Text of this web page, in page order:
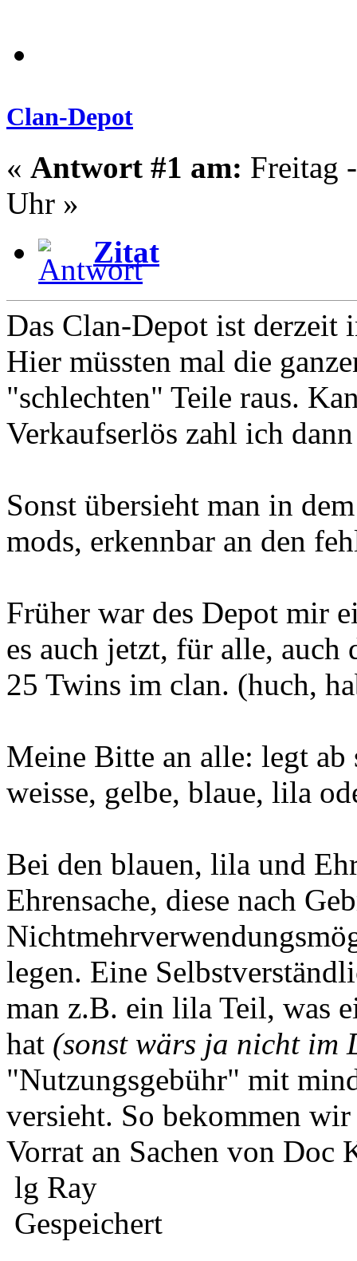
Clan-Depot
« Antwort #1 am: Freitag
Uhr »
Zitat
Das Clan-Depot ist derzeit
Hier müssten mal die
"schlechten" Teile raus.
Verkaufserlös zahl ich
Sonst übersieht man in
mods, erkennbar an den
Früher war des Depot mir
es auch jetzt, für alle, auch
25 Twins im clan. (huch,
Meine Bitte an alle: legt
weisse, gelbe, blaue, lila
Bei den blauen, lila und
Ehrensache, diese nach
legen. Eine
man z.B. ein lila Teil, was
hat (sonst wärs ja nicht im
"Nutzungsgebühr" mit
versieht. So bekommen
Vorrat an Sachen von
lg Ray
Gespeichert